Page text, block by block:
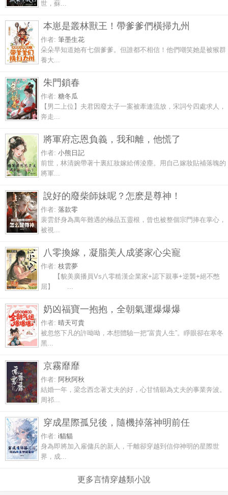
世，蘇...
本崽是叢林獸王！帶爹爹們橫掃九州
作者: 筆墨生花
朵朵早知道她有七個爹爹。但誰都不相信！他們嘲笑她是被猴群
養大...
朱門鎖春
作者: 糖冬瓜
【男二上位】夫君因廢太子一案被牽連流放，宋詞兮四處求人，
奔走...
將軍府忘恩負義，我和離，他慌了
作者: 小熊日記
前世，林清婉帶著十裏紅妝嫁給傅淩塵。用自己嫁妝貼補落魄的
將軍...
說好的廢柴師妹呢？怎麽是尊神！
作者: 落款零
裴雲舒身為萬年難遇的極品五靈根，曾也被整個宗門捧在掌心，
被視...
八零換嫁，凝脂美人成婆家心尖寵
作者: 枝雲夢
【貌美廣播員Vs八零糙漢企業家+認下親事+逆襲+絕不憋
屈】 ...
奶凶福寶一抱抱，全朝氣運爆爆爆
作者: 晴天可貴
被忽悠下凡的許呦呦，本想體驗一把“富貴人生”。睜眼卻在寒冬
黑...
京霧靡靡
作者: 阿秋阿秋
結婚一年，梁念西念著丈夫的好，心甘情願為丈夫的事業奔波。
周祁...
穿成星際孤兒後，隨機掉落神明前任
作者: i貓貓
身為即將加入雇傭兵的新人，千離卻穿越到信仰神明的星際世
界，成...
更多言情穿越類小說